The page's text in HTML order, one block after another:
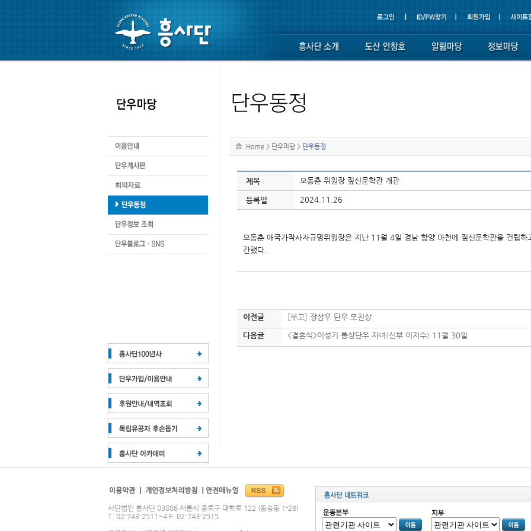
Home > 단우마당 > 단우동정
제목 오동춘 위원장 짚신문학관 개관
등록일 2024.11.26
오동춘 애국가작사자규명위원장은 지난 11월 4일 경남 함양 마천에 짚신문학관을 건립
간했다.
이전글 [부고] 장삼우 단우 모친상
다음글 <결혼식>이성기 통상단우 자녀(신부 이지수) 11월 30일
사단법인 흥사단 03086 서울시 종로구 대학로 122 (동숭동 1-28)
T. 02-743-2511~4 F. 02-743-2515